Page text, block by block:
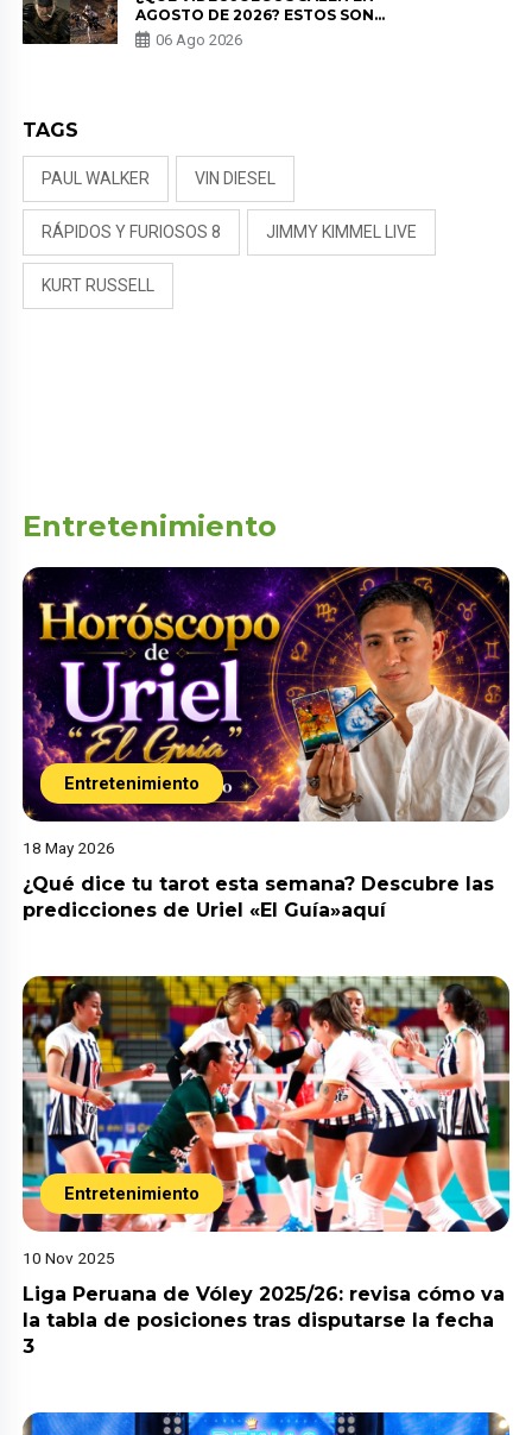
AGOSTO DE 2026? ESTOS SON
LOS ESTRENOS MÁS ESPERADOS
06 Ago 2026
TAGS
PAUL WALKER VIN DIESEL
RÁPIDOS Y FURIOSOS 8 JIMMY KIMMEL LIVE
KURT RUSSELL
Entretenimiento
Entretenimiento
18 May 2026
¿Qué dice tu tarot esta semana? Descubre las
predicciones de Uriel «El Guía»aquí
Entretenimiento
10 Nov 2025
Liga Peruana de Vóley 2025/26: revisa cómo va
la tabla de posiciones tras disputarse la fecha
3